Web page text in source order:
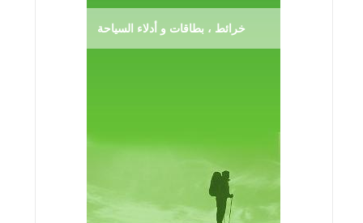
خرائط ، بطاقات و أدلاء السياحة